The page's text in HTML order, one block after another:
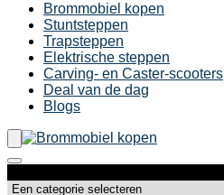
Brommobiel kopen
Stuntsteppen
Trapsteppen
Elektrische steppen
Carving- en Caster-scooters
Deal van de dag
Blogs